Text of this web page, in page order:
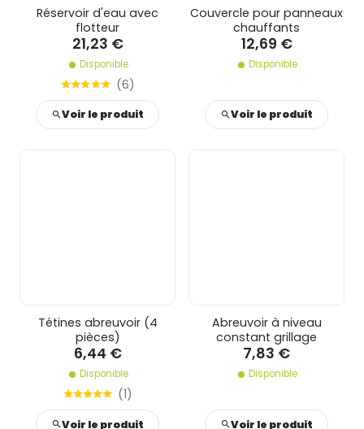
Réservoir d'eau avec
flotteur
21,23 €
Disponible
(6)
Voir le produit
Couvercle pour panneaux
chauffants
12,69 €
Disponible
Voir le produit
Tétines abreuvoir (4
pièces)
6,44 €
Disponible
(1)
Voir le produit
Abreuvoir à niveau
constant grillage
7,83 €
Disponible
Voir le produit